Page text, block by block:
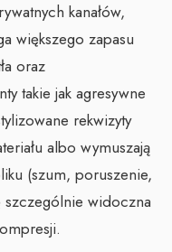
kanałów,
większego zapasu
oraz
takie jak agresywne
rekwizyty
albo wymuszają
(szum, poruszenie,
szczególnie widoczna